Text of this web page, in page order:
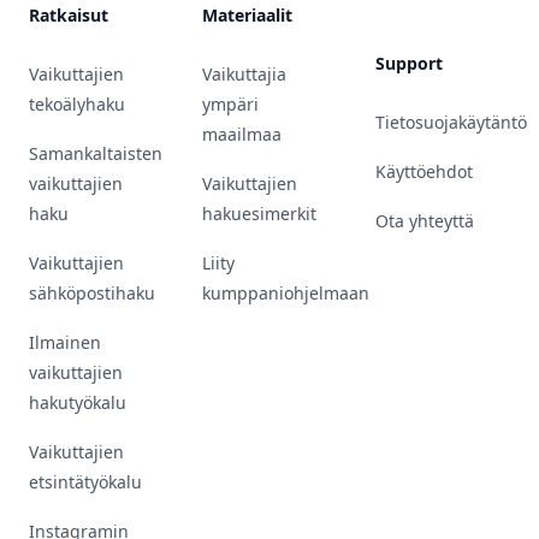
Ratkaisut
Vaikuttajien
tekoälyhaku
Samankaltaisten
vaikuttajien
haku
Vaikuttajien
sähköpostihaku
Ilmainen
vaikuttajien
hakutyökalu
Vaikuttajien
etsintätyökalu
Instagramin
Materiaalit
Vaikuttajia
ympäri
maailmaa
Vaikuttajien
hakuesimerkit
Liity
kumppaniohjelmaan
Support
Tietosuojakäytäntö
Käyttöehdot
Ota yhteyttä